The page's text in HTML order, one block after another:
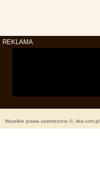
REKLAMA
Wszelkie prawa zastrzeżone ©, irka.com.pl